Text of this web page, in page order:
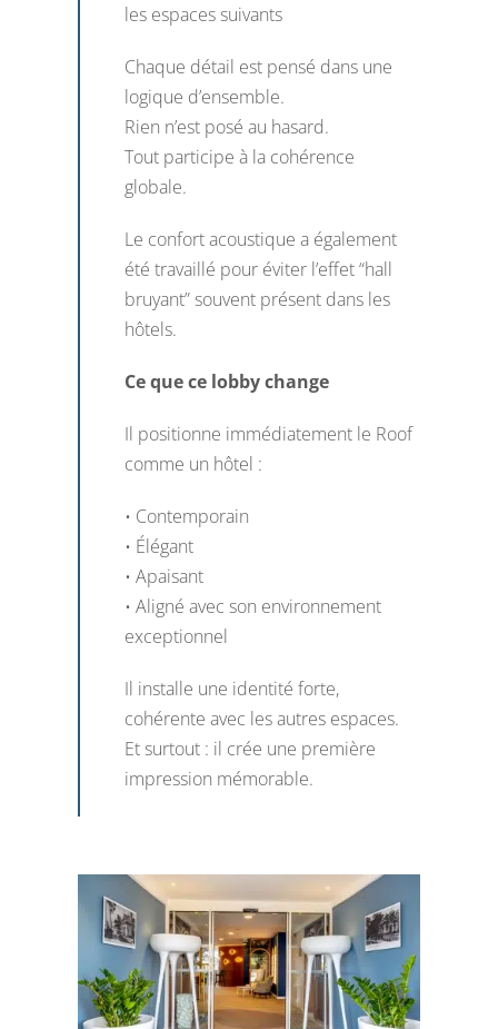
les espaces suivants
Chaque détail est pensé dans une
logique d’ensemble.
Rien n’est posé au hasard.
Tout participe à la cohérence
globale.
Le confort acoustique a également
été travaillé pour éviter l’effet “hall
bruyant” souvent présent dans les
hôtels.
Ce que ce lobby change
Il positionne immédiatement le Roof
comme un hôtel :
• Contemporain
• Élégant
• Apaisant
• Aligné avec son environnement
exceptionnel
Il installe une identité forte,
cohérente avec les autres espaces.
Et surtout : il crée une première
impression mémorable.